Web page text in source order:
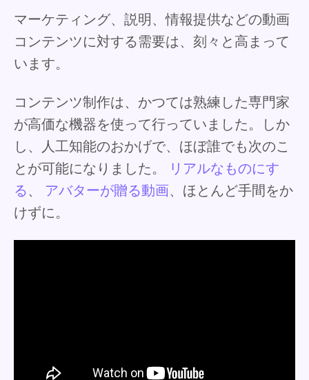
マーケティング、説明、情報提供などの動画
コンテンツに対する需要は、刻々と高まって
います。
コンテンツ制作は、かつては熟練した専門家
が高価な機器を使って行っていました。しか
し、人工知能のおかげで、ほぼ誰でも次のこ
とが可能になりました。
リアルなものにす
る、 アバターが贈る動画、ほとんど手間をか
けずに。